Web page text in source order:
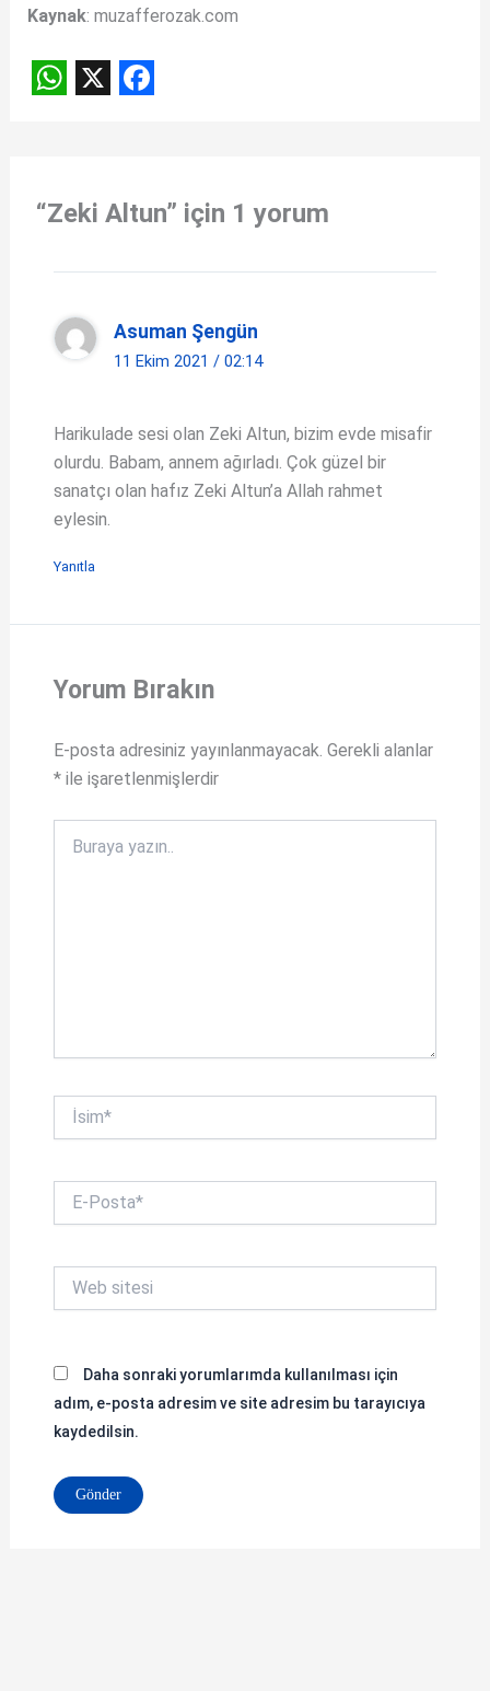
Kaynak: muzafferozak.com
t
e
o
k
“Zeki Altun” için 1 yorum
Asuman Şengün
11 Ekim 2021 / 02:14
Harikulade sesi olan Zeki Altun, bizim evde misafir
olurdu. Babam, annem ağırladı. Çok güzel bir
sanatçı olan hafız Zeki Altun’a Allah rahmet
eylesin.
Yanıtla
Yorum Bırakın
E-posta adresiniz yayınlanmayacak. Gerekli alanlar
*ile işaretlenmişlerdir
yazın..
İsim*
Posta*
sitesi
Daha sonraki yorumlarımda kullanılması için
adım, e-posta adresim ve site adresim bu tarayıcıya
kaydedilsin.